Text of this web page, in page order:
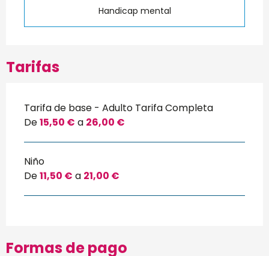
Handicap mental
Tarifas
Tarifa de base - Adulto Tarifa Completa
De15,50 € a 26,00 €
Niño
De11,50 € a 21,00 €
Formas de pago